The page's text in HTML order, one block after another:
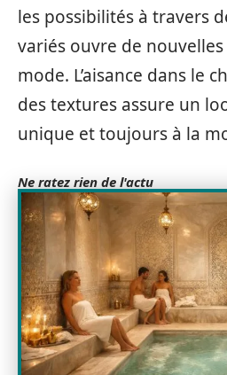
les possibilités à travers
variés ouvre de
mode. L’aisance dans le
des textures assure un
unique et toujours à la
Ne ratez rien de l'actu